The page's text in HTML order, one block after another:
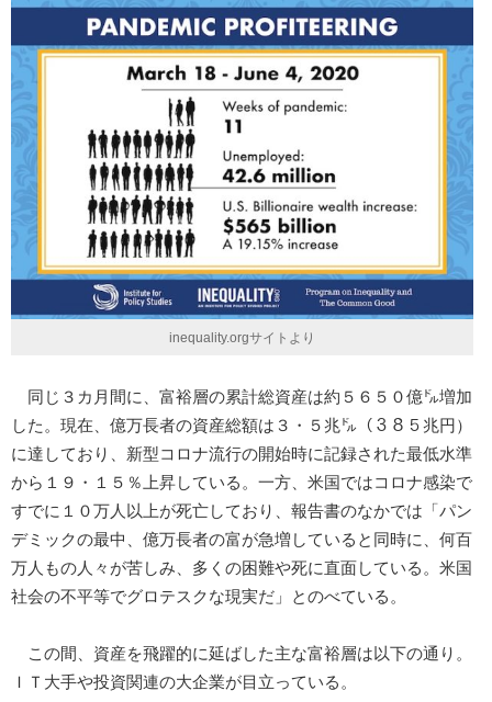
inequality.orgサイトより
同じ３カ月間に、富裕層の累計総資産は約５６５０億㌦増加
した。現在、億万長者の資産総額は３・５兆㌦（３８５兆円）
に達しており、新型コロナ流行の開始時に記録された最低水準
から１９・１５％上昇している。一方、米国ではコロナ感染で
すでに１０万人以上が死亡しており、報告書のなかでは「パン
デミックの最中、億万長者の富が急増していると同時に、何百
万人もの人々が苦しみ、多くの困難や死に直面している。米国
社会の不平等でグロテスクな現実だ」とのべている。
この間、資産を飛躍的に延ばした主な富裕層は以下の通り。
ＩＴ大手や投資関連の大企業が目立っている。